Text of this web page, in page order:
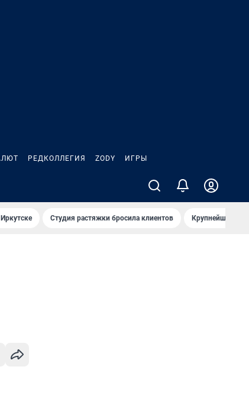
РЕДКОЛЛЕГИЯ ZODY ИГРЫ
Студия растяжки бросила клиентов Крупнейшие